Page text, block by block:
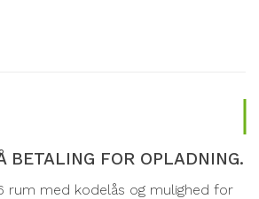
BETALING FOR OPLADNING.
rum med kodelås og mulighed for